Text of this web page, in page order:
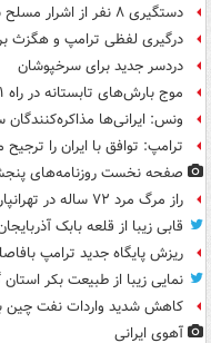
دستگیری ۸ نفر از اشرار مسلح شاخص و مرتبطین گروهک های تروریستی
درگیری لفظی ترامپ و هگزث
دردسر جدید برای سرخپوشان
موج بارش‌های تابستانه در راه ۱۱ استان
ونس: ایرانی‌ها
ترامپ: توافق با ایران را
صفحه نخست روزنامه‌های پنجشنبه ۱۵
راز مرگ مرد ۷۲ ساله در تهرانپارس فاش شد
قابی زیبا از قلعه بابک
ریزش پایگاه جدید ترامپ
نمایی زیبا از طبیعت بکر استان
کاهش شدید واردات نفت چین
آهوی ایرانی